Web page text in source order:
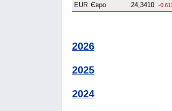
EUR Євро 24,3410 -
2026
2025
2024